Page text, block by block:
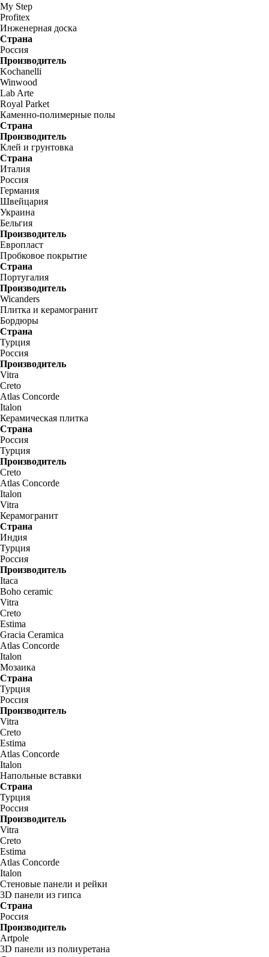
My Step
Profitex
Инженерная доска
Страна
Россия
Производитель
Kochanelli
Winwood
Lab Arte
Royal Parket
Каменно-полимерные полы
Страна
Производитель
Клей и грунтовка
Страна
Италия
Россия
Германия
Швейцария
Украина
Бельгия
Производитель
Европласт
Пробковое покрытие
Страна
Португалия
Производитель
Wicanders
Плитка и керамогранит
Бордюры
Страна
Турция
Россия
Производитель
Vitra
Creto
Atlas Concorde
Italon
Керамическая плитка
Страна
Россия
Турция
Производитель
Creto
Atlas Concorde
Italon
Vitra
Керамогранит
Страна
Индия
Турция
Россия
Производитель
Itaca
Boho ceramic
Vitra
Creto
Estima
Gracia Ceramica
Atlas Concorde
Italon
Мозаика
Страна
Турция
Россия
Производитель
Vitra
Creto
Estima
Atlas Concorde
Italon
Напольные вставки
Страна
Турция
Россия
Производитель
Vitra
Creto
Estima
Atlas Concorde
Italon
Стеновые панели и рейки
3D панели из гипса
Страна
Россия
Производитель
Artpole
3D панели из полиуретана